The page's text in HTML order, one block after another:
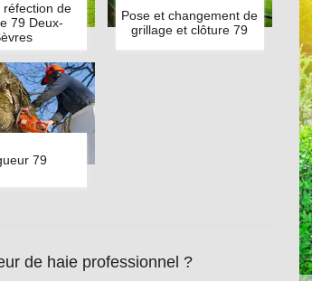
réfection de
79 Deux-
Pose et changement de
grillage et clôture 79
79
de haie professionnel ?